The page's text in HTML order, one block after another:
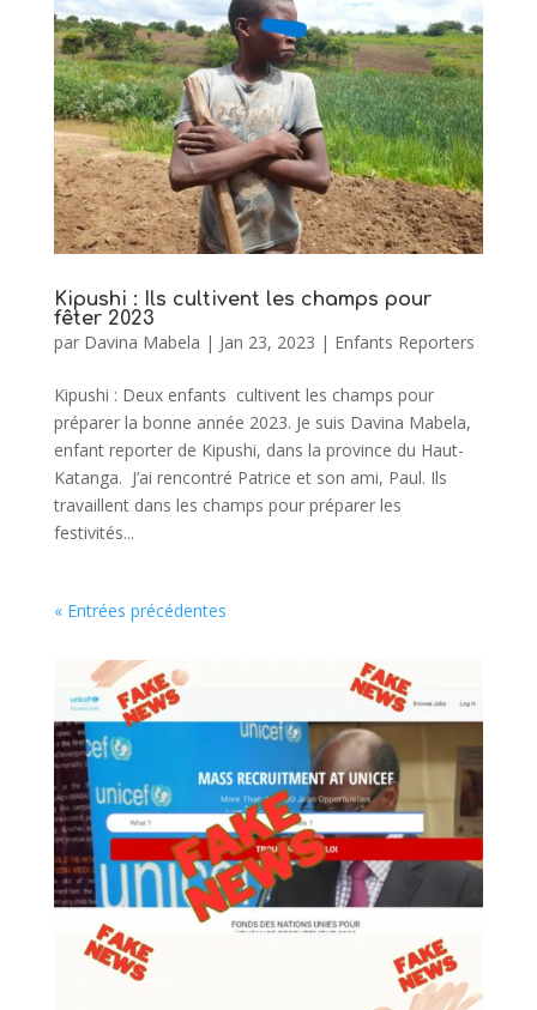
Kipushi : Ils cultivent les champs pour
fêter 2023
par Davina Mabela | Jan 23, 2023 | Enfants Reporters
Kipushi : Deux enfants cultivent les champs pour
préparer la bonne année 2023. Je suis Davina Mabela,
enfant reporter de Kipushi, dans la province du Haut-
Katanga. J’ai rencontré Patrice et son ami, Paul. Ils
travaillent dans les champs pour préparer les
festivités...
« Entrées précédentes